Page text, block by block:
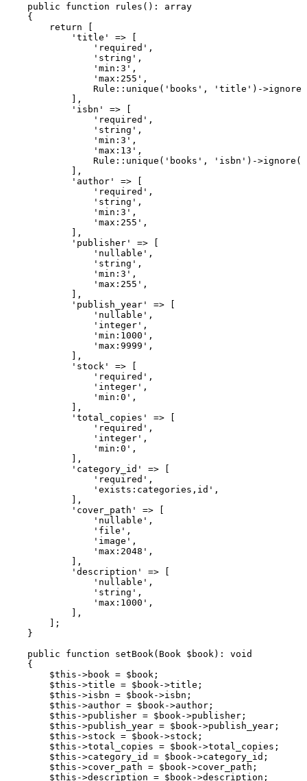
    public
function rules () :
array
    {
        return
            'title'
=>
                'required'
,
                'string'
,
                'min:3'
,
                'max:255'
,
                Rule
:: unique ( 'books' , 'title' ) ->ignore
,
            'isbn'
=>
                'required'
,
                'string'
,
                'min:3'
,
                'max:13'
,
                Rule
:: unique ( 'books' , 'isbn' ) ->ignore (
,
            'author'
=>
                'required'
,
                'string'
,
                'min:3'
,
                'max:255'
,
,
            'publisher'
=>
                'nullable'
,
                'string'
,
                'min:3'
,
                'max:255'
,
,
            'publish_year'
=>
                'nullable'
,
                'integer'
,
                'min:1000'
,
                'max:9999'
,
,
            'stock'
=>
                'required'
,
                'integer'
,
                'min:0'
,
,
            'total_copies'
=>
                'required'
,
                'integer'
,
                'min:0'
,
,
            'category_id'
=>
                'required'
,
                'exists:categories,id'
,
,
            'cover_path'
=>
                'nullable'
,
                'file'
,
                'image'
,
                'max:2048'
,
,
            'description'
=>
                'nullable'
,
                'string'
,
                'max:1000'
,
,
        ];
    }
    public
function setBook ( Book $book) :
void
    {
        $this
->book = $book;
        $this
->title = $book ->title;
        $this
->isbn = $book ->isbn;
        $this
->author = $book ->author;
        $this
->publisher = $book ->publisher;
        $this
->publish_year = $book ->publish_year;
        $this
->stock = $book ->stock;
        $this
->total_copies = $book ->total_copies;
        $this
->category_id = $book ->category_id;
        $this
->cover_path = $book ->cover_path;
        $this
->description = $book ->description;